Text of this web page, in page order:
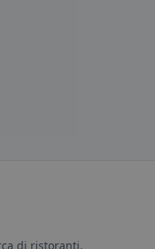
di ristoranti.